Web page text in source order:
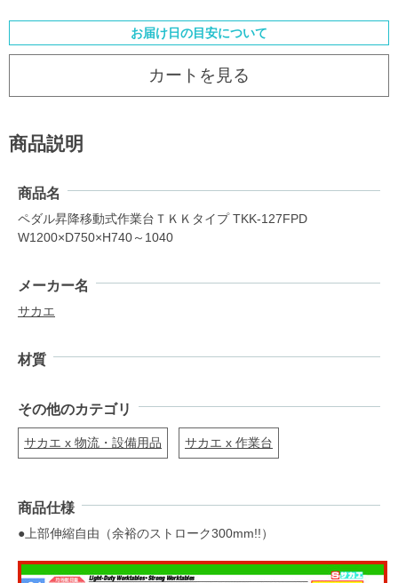
お届け日の目安について
カートを見る
商品説明
商品名
ペダル昇降移動式作業台ＴＫＫタイプ TKK-127FPD
W1200×D750×H740～1040
メーカー名
サカエ
材質
その他のカテゴリ
サカエ x 物流・設備用品 サカエ x 作業台
商品仕様
●上部伸縮自由（余裕のストローク300mm!!）